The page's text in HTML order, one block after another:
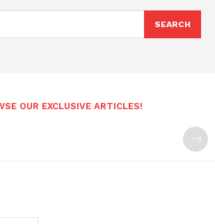
SEARCH
OUR EXCLUSIVE ARTICLES!